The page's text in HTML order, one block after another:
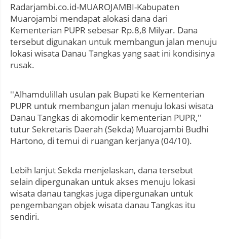
Radarjambi.co.id-MUAROJAMBI-Kabupaten
Muarojambi mendapat alokasi dana dari
Kementerian PUPR sebesar Rp.8,8 Milyar. Dana
tersebut digunakan untuk membangun jalan menuju
lokasi wisata Danau Tangkas yang saat ini kondisinya
rusak.
''Alhamdulillah usulan pak Bupati ke Kementerian
PUPR untuk membangun jalan menuju lokasi wisata
Danau Tangkas di akomodir kementerian PUPR,''
tutur Sekretaris Daerah (Sekda) Muarojambi Budhi
Hartono, di temui di ruangan kerjanya (04/10).
Lebih lanjut Sekda menjelaskan, dana tersebut
selain dipergunakan untuk akses menuju lokasi
wisata danau tangkas juga dipergunakan untuk
pengembangan objek wisata danau Tangkas itu
sendiri.